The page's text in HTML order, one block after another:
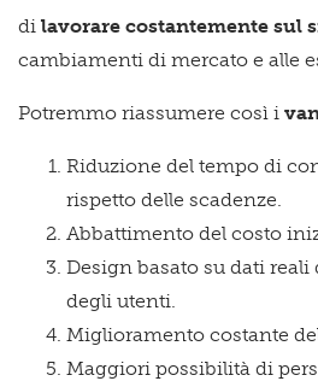
di lavorare costantemente sul
cambiamenti di mercato e alle
Potremmo riassumere così i
Riduzione del tempo di
rispetto delle scadenze.
Abbattimento del costo
Design basato su dati reali
degli utenti.
Miglioramento costante
Maggiori possibilità di